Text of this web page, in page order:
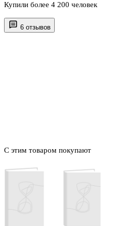
6 отзывов
С этим товаром покупают
Купили более 4 200 человек